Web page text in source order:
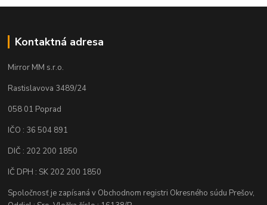
Kontaktná adresa
Mirror MM s.r.o.
Rastislavova 3489/24
058 01 Poprad
IČO : 36 504 891
DIČ : 202 200 1850
IČ DPH : SK 202 200 1850
Spoločnosť je zapísaná v Obchodnom registri Okresného súdu Prešov,